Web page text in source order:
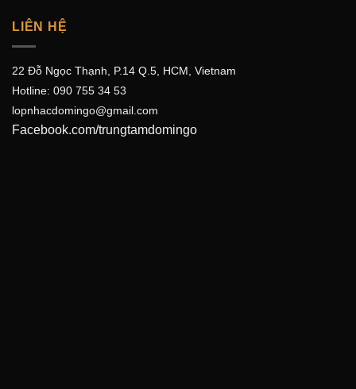
LIÊN HỆ
22 Đỗ Ngọc Thạnh, P.14 Q.5, HCM, Vietnam
Hotline: 090 755 34 53
lopnhacdomingo@gmail.com
Facebook.com/trungtamdomingo